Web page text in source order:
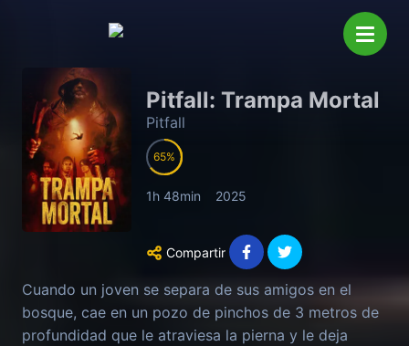
Pitfall: Trampa Mortal
Pitfall
65
1h 48min 2025
Compartir
Cuando un joven se separa de sus amigos en el
bosque, cae en un pozo de pinchos de 3 metros de
profundidad que le atraviesa la pierna y le deja